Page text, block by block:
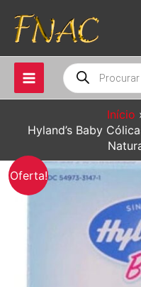
para
conteúdo
Pesquisar
produtos
Início
Hyland’s Baby
Oferta!